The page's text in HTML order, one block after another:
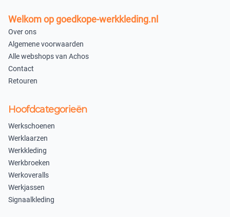
Welkom op goedkope-werkkleding.nl
Over ons
Algemene voorwaarden
Alle webshops van Achos
Contact
Retouren
Hoofdcategorieën
Werkschoenen
Werklaarzen
Werkkleding
Werkbroeken
Werkoveralls
Werkjassen
Signaalkleding